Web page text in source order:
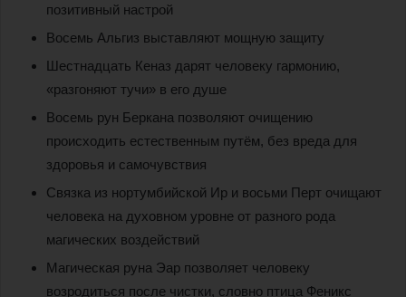
позитивный настрой
Восемь Альгиз выставляют мощную защиту
Шестнадцать Кеназ дарят человеку гармонию,
«разгоняют тучи» в его душе
Восемь рун Беркана позволяют очищению
происходить естественным путём, без вреда для
здоровья и самочувствия
Связка из нортумбийской Ир и восьми Перт очищают
человека на духовном уровне от разного рода
магических воздействий
Магическая руна Эар позволяет человеку
возродиться после чистки, словно птица Феникс